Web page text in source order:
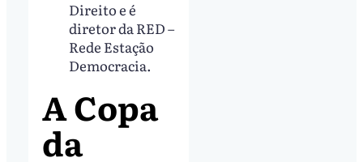
Direito e é
diretor da RED –
Rede Estação
Democracia.
A Copa
da